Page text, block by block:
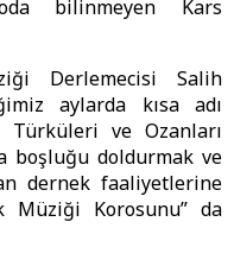
bilinmeyen Kars
Derlemecisi Salih
aylarda kısa adı
Türküleri ve Ozanları
boşluğu doldurmak ve
dernek faaliyetlerine
Müziği Korosunu” da